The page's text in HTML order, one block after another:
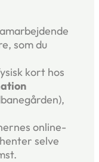
som du
kort hos
online-
selve